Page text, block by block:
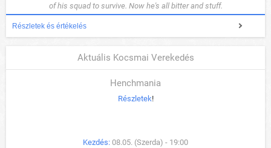
of his squad to survive. Now he's all bitter and stuff.
Részletek és értékelés
Aktuális Kocsmai Verekedés
Henchmania
Részletek!
Kezdés: 08.05. (Szerda) - 19:00